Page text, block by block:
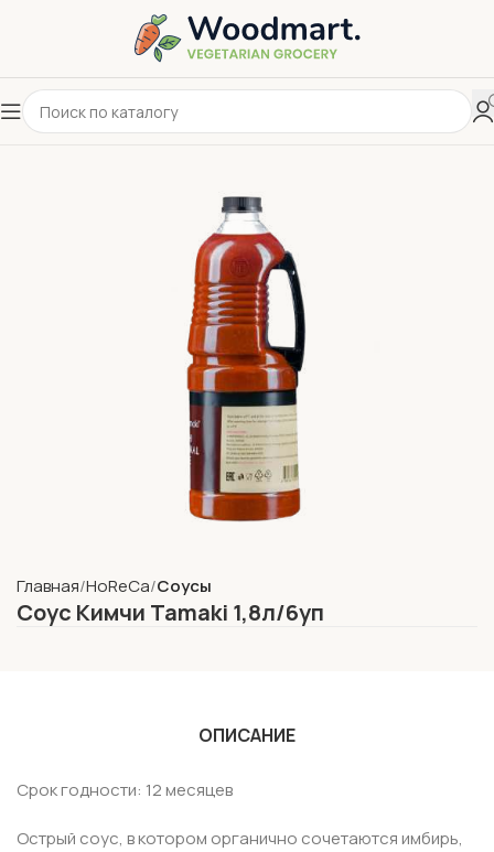
Главная HoReCa Соусы
Соус Кимчи Tamaki 1,8л/6уп
ОПИСАНИЕ
Срок годности: 12 месяцев
Острый соус, в котором органично сочетаются имбирь,